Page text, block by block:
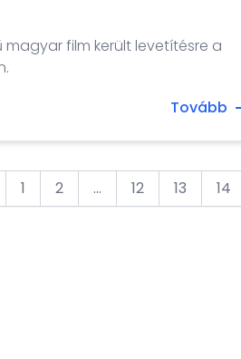
magyar film került levetítésre a
Tovább
Previous
1 2 ... 12 13 14